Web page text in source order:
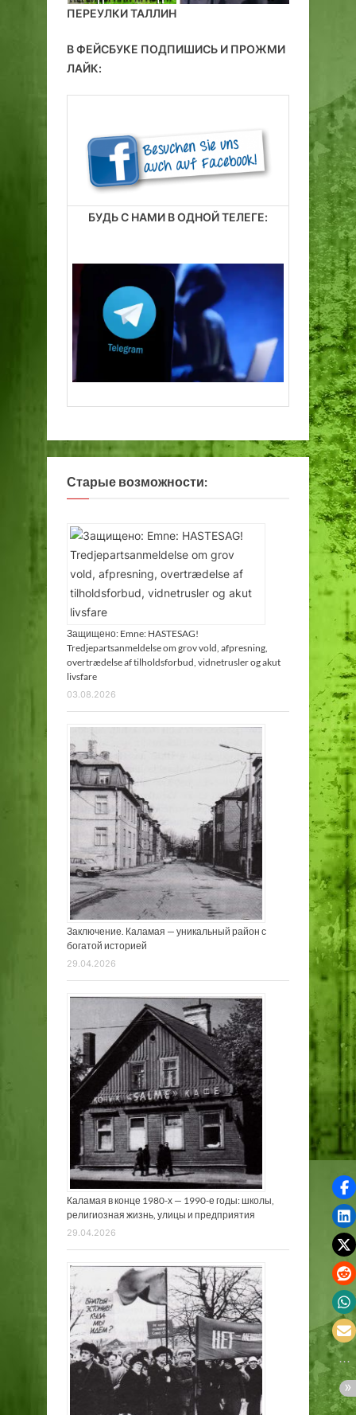
ПЕРЕУЛКИ ТАЛЛИН
В ФЕЙСБУКЕ ПОДПИШИСЬ И ПРОЖМИ
ЛАЙК:
БУДЬ С НАМИ В ОДНОЙ ТЕЛЕГЕ:
Старые возможности:
Защищено: Emne: HASTESAG!
Tredjepartsanmeldelse om grov vold, afpresning,
overtrædelse af tilholdsforbud, vidnetrusler og akut
livsfare
03.08.2026
Заключение. Каламая — уникальный район с
богатой историей
29.04.2026
Каламая в конце 1980-х — 1990-е годы: школы,
религиозная жизнь, улицы и предприятия
29.04.2026